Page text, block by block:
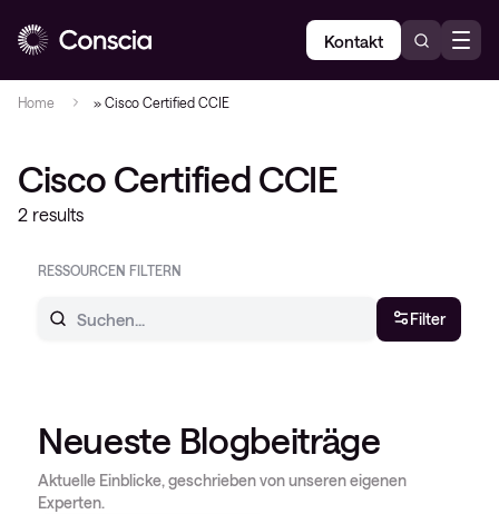
Kontakt
Home » Cisco Certified CCIE
Cisco Certified CCIE
2 results
RESSOURCEN FILTERN
Filter
Neueste Blogbeiträge
Aktuelle Einblicke, geschrieben von unseren eigenen
Experten.